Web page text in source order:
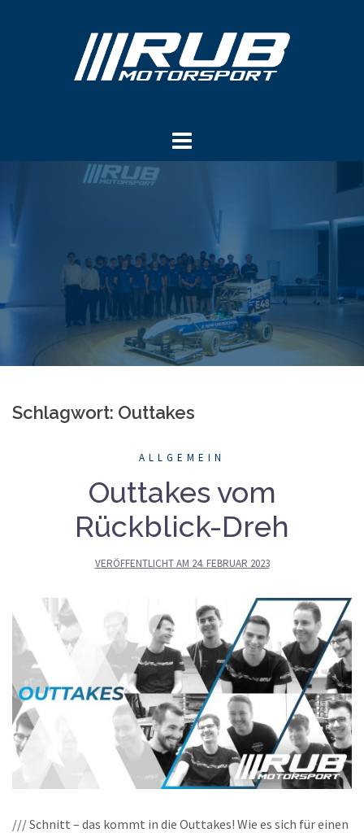
Schlagwort: Outtakes
ALLGEMEIN
Outtakes vom
Rückblick-Dreh
VERÖFFENTLICHT AM 24. FEBRUAR 2023
/// Schnitt – das kommt in die Outtakes! Wie es sich für einen